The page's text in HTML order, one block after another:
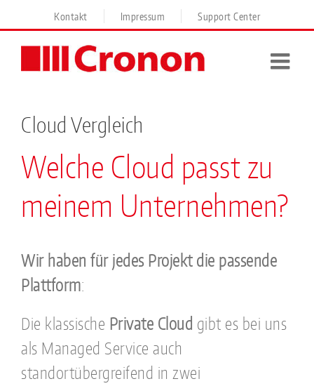
to
Kontakt Impressum Support Center
Cloud Vergleich
Welche Cloud passt zu
meinem Unternehmen?
Wir haben für jedes Projekt die passende
Plattform:
Die klassische Private Cloud gibt es bei uns
als Managed Service auch
standortübergreifend in zwei